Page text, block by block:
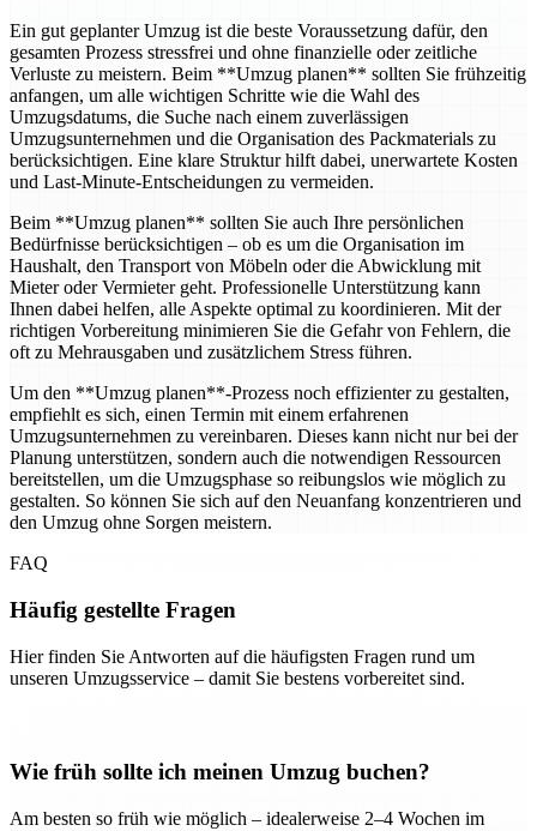
Ein gut geplanter Umzug ist die beste Voraussetzung dafür, den
gesamten Prozess stressfrei und ohne finanzielle oder zeitliche
Verluste zu meistern. Beim **Umzug planen** sollten Sie frühzeitig
anfangen, um alle wichtigen Schritte wie die Wahl des
Umzugsdatums, die Suche nach einem zuverlässigen
Umzugsunternehmen und die Organisation des Packmaterials zu
berücksichtigen. Eine klare Struktur hilft dabei, unerwartete Kosten
und Last-Minute-Entscheidungen zu vermeiden.
Beim **Umzug planen** sollten Sie auch Ihre persönlichen
Bedürfnisse berücksichtigen – ob es um die Organisation im
Haushalt, den Transport von Möbeln oder die Abwicklung mit
Mieter oder Vermieter geht. Professionelle Unterstützung kann
Ihnen dabei helfen, alle Aspekte optimal zu koordinieren. Mit der
richtigen Vorbereitung minimieren Sie die Gefahr von Fehlern, die
oft zu Mehrausgaben und zusätzlichem Stress führen.
Um den **Umzug planen**-Prozess noch effizienter zu gestalten,
empfiehlt es sich, einen Termin mit einem erfahrenen
Umzugsunternehmen zu vereinbaren. Dieses kann nicht nur bei der
Planung unterstützen, sondern auch die notwendigen Ressourcen
bereitstellen, um die Umzugsphase so reibungslos wie möglich zu
gestalten. So können Sie sich auf den Neuanfang konzentrieren und
den Umzug ohne Sorgen meistern.
FAQ
Häufig gestellte Fragen
Hier finden Sie Antworten auf die häufigsten Fragen rund um
unseren Umzugsservice – damit Sie bestens vorbereitet sind.
Wie früh sollte ich meinen Umzug buchen?
Am besten so früh wie möglich – idealerweise 2–4 Wochen im